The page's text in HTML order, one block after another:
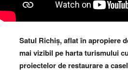
Satul Richiș, aflat în apropiere
mai vizibil pe harta turismului
proiectelor de restaurare a